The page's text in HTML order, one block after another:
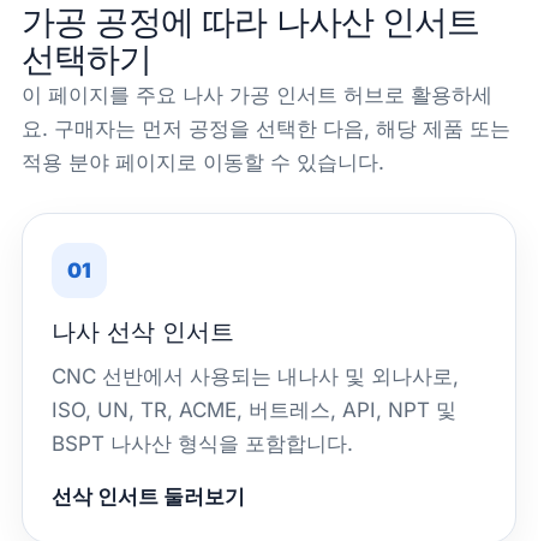
가공 공정에 따라 나사산 인서트
선택하기
이 페이지를 주요 나사 가공 인서트 허브로 활용하세
요. 구매자는 먼저 공정을 선택한 다음, 해당 제품 또는
적용 분야 페이지로 이동할 수 있습니다.
01
나사 선삭 인서트
CNC 선반에서 사용되는 내나사 및 외나사로,
ISO, UN, TR, ACME, 버트레스, API, NPT 및
BSPT 나사산 형식을 포함합니다.
선삭 인서트 둘러보기